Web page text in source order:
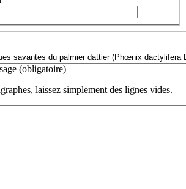
(obligatoire)
laissez simplement des lignes vides.